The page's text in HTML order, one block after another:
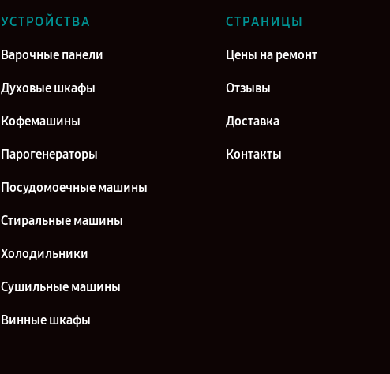
УСТРОЙСТВА
Варочные панели
Духовые шкафы
Кофемашины
Парогенераторы
Посудомоечные машины
Стиральные машины
Холодильники
Сушильные машины
Винные шкафы
СТРАНИЦЫ
Цены на ремонт
Отзывы
Доставка
Контакты